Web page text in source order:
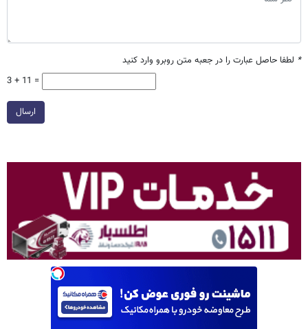
* لطفا حاصل عبارت را در جعبه متن روبرو وارد کنید
3 + 11 =
ارسال